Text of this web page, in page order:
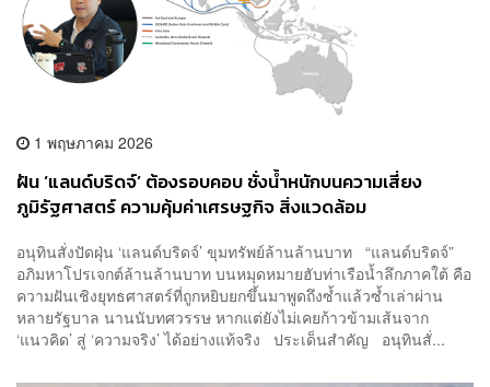
1 พฤษภาคม 2026
ฝัน ‘แลนด์บริดจ์’ ต้องรอบคอบ ชั่งน้ำหนักบนความเสี่ยง
ภูมิรัฐศาสตร์ ความคุ้มค่าเศรษฐกิจ สิ่งแวดล้อม
อนุทินสั่งปัดฝุ่น ‘แลนด์บริดจ์’ ขุมทรัพย์ล้านล้านบาท “แลนด์บริดจ์”
อภิมหาโปรเจกต์ล้านล้านบาท บนหมุดหมายฮับท่าเรือน้ำลึกภาคใต้ คือ
ความฝันเชิงยุทธศาสตร์ที่ถูกหยิบยกขึ้นมาพูดถึงซ้ำแล้วซ้ำเล่าผ่าน
หลายรัฐบาล นานนับทศวรรษ หากแต่ยังไม่เคยก้าวข้ามเส้นจาก
‘แนวคิด’ สู่ ‘ความจริง’ ได้อย่างแท้จริง ประเด็นสำคัญ อนุทินสั่...